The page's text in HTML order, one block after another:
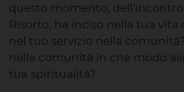
questo momento,
Risorto, ha inciso nella tua vita
nel tuo servizio nella
nella comunità in che modo
tua spiritualità?